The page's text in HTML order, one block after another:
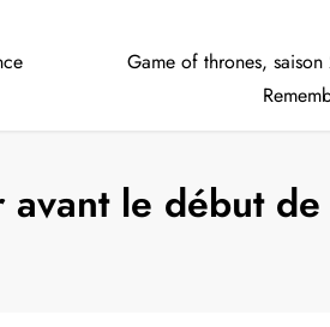
Game of thrones,
avant le début